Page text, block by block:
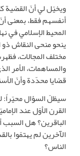
ويخيّل لي أنّ القضية
أنفسهم فقط، بمعنى
المحيط الإسلامي في
ينحو منحى النقاش ذو
مختلف المجالات،
والمساهمات، الأمر
قضايا محدّدة وأنّ
سيظلّ السؤال محيّراً:
القرن الأوّل عند
الباقرين؟ هل السبب
الآخرين لم يهتمّوا
الناس؟